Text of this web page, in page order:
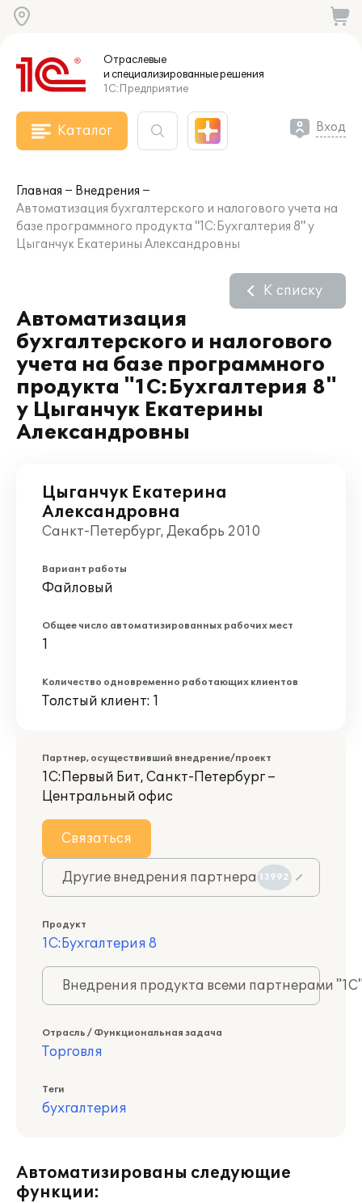
Отраслевые
и специализированныерешения
1С:Предприятие
Каталог Вход
Главная
Внедрения
Автоматизация бухгалтерского и налогового учета на
базе программного продукта "1C:Бухгалтерия 8" у
Цыганчук Екатерины Александровны
Автоматизация
бухгалтерского и налогового
учета на базе программного
продукта "1C:Бухгалтерия 8"
у Цыганчук Екатерины
Александровны
К списку
Цыганчук Екатерина
Александровна
Санкт-Петербург, Декабрь 2010
Вариант работы
Файловый
Общее число автоматизированных рабочих мест
1
Количество одновременно работающих клиентов
Толстый клиент: 1
Партнер, осуществивший внедрение/проект
1С:Первый Бит, Санкт-Петербург –
Центральный офис
Связаться
Другие внедрения партнера 13992
Продукт
1С:Бухгалтерия 8
Внедрения продукта всеми партнерами
Отрасль / Функциональная задача
Торговля
Теги
бухгалтерия
Автоматизированы следующие
функции: